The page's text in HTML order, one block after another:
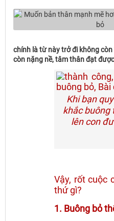
chính là từ này trở đi không
còn nặng nề, tâm thân đạt
Khi bạn
khắc buông
lên con
Vậy, rốt cuộc
thứ gì?
1. Buông bỏ